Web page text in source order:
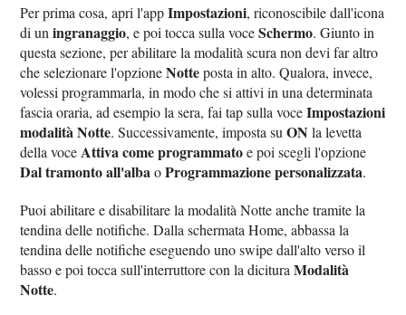
Per prima cosa, apri l'appImpostazioni, riconoscibile dall'icona
di uningranaggio, e poi tocca sulla voceSchermo. Giunto in
questa sezione, per abilitare la modalità scura non devi far altro
che selezionare l'opzioneNotteposta in alto. Qualora, invece,
volessi programmarla, in modo che si attivi in una determinata
fascia oraria, ad esempio la sera, fai tap sulla voceImpostazioni
modalità Notte. Successivamente, imposta suON la levetta
della voce Attiva come programmatoe poi scegli l'opzione
Dal tramonto all'alba oProgrammazione personalizzata.
Puoi abilitare e disabilitare la modalità Notte anche tramite la
tendina delle notifiche. Dalla schermata Home, abbassa la
tendina delle notifiche eseguendo uno swipe dall'alto verso il
basso e poi tocca sull'interruttore con la dicituraModalità
Notte.